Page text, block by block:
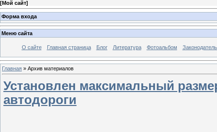
[Мой сайт]
Форма входа
Меню сайта
О сайте Главная страница Блог Литература Фотоальбом
Главная » Архив материалов
Установлен максимальный
автодороги